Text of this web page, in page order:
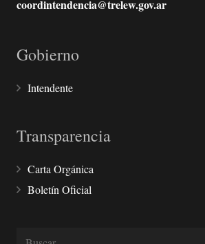
coordintendencia@trelew.gov.ar
Gobierno
Intendente
Transparencia
Carta Orgánica
Boletín Oficial
Buscar: